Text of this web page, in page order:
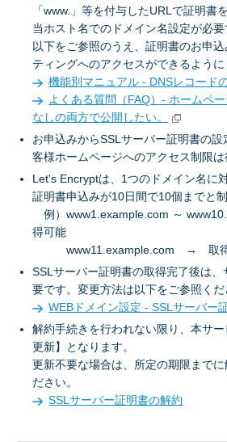
「www.」等を付与したURLで証明書
当ホスト名でのドメイン名設定が必要
以下をご参照のうえ、証明書のお申
ティングへのアクセスができるように
機能別マニュアル - DNSレコード
よくある質問（FAQ）- ホームペ
なしの両方で公開したい。
お申込みからSSLサーバー証明書の
客様ホームページへのアクセス制限
Let's Encryptは、1つのドメイン名に
証明書申込みが10日間で10個までと
例）www1.example.com ～
得可能
www11.example.com → 取得
SSLサーバー証明書の取得完了後は
要です。変更方法は以下をご参照くだ
WEBドメイン設定 - SSLサーバー
解約手続きを行われない限り、本サ
更新】となります。
更新不要な場合は、所定の期限までに
ださい。
SSLサーバー証明書の解約